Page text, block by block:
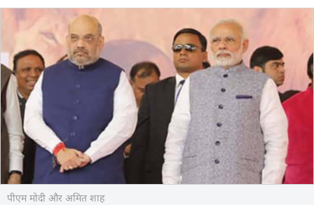
पीएम मोदी और अमित शाह